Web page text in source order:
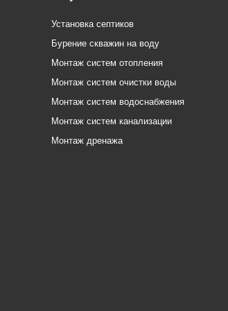
Установка септиков
Бурение скважин на воду
Монтаж систем отопления
Монтаж систем очистки воды
Монтаж систем водоснабжения
Монтаж систем канализации
Монтаж дренажа